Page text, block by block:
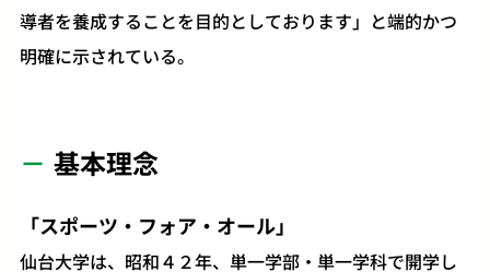
導者を養成することを目的としております」と端的かつ
明確に示されている。
基本理念
「スポーツ・フォア・オール」
仙台大学は、昭和４２年、単一学部・単一学科で開学し